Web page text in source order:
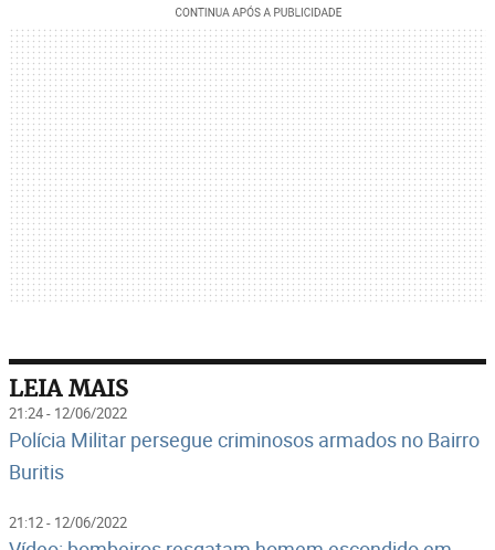
LEIA MAIS
21:24 - 12/06/2022
Polícia Militar persegue criminosos armados no Bairro
Buritis
21:12 - 12/06/2022